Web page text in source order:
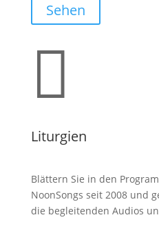
Sehen

Liturgien
Blättern Sie in den
NoonSongs seit 2008 und
die begleitenden Audios